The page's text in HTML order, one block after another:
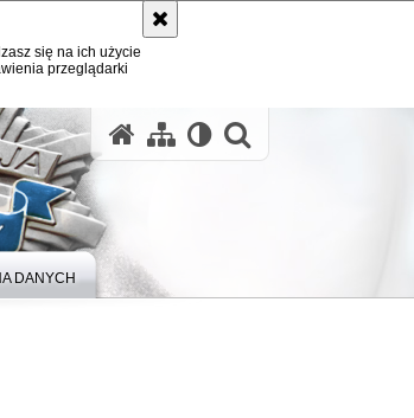
się na ich użycie
przeglądarki
DANYCH